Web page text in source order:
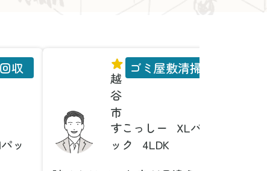
ッ
収
越
谷
市
すこっしー
XLパ
ック
4LDK
ゴミ屋敷清掃